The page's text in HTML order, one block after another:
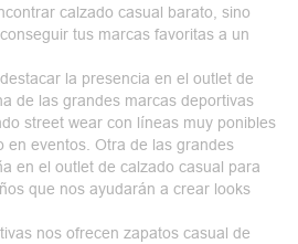
calzado casual barato, sino
tus marcas favoritas a un
la presencia en el outlet de
de las grandes marcas deportivas
street wear con líneas muy ponibles
en eventos. Otra de las grandes
en el outlet de calzado casual para
que nos ayudarán a crear looks
nos ofrecen zapatos casual de